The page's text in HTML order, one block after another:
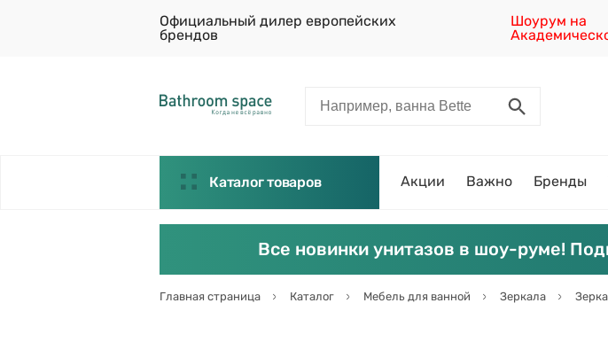
Официальный дилер европейских
брендов
Шоурум на
Каталог товаров Акции Важно Бренды
Все новинки унитазов в шоу-руме!
Главная страница Каталог Мебель для ванной Зеркала